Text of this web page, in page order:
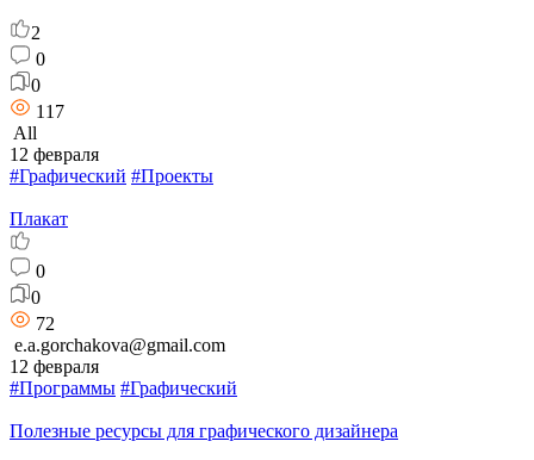
2
0
0
117
All
12 февраля
#Графический #Проекты
Плакат
0
0
72
e.a.gorchakova@gmail.com
12 февраля
#Программы #Графический
Полезные ресурсы для графического дизайнера